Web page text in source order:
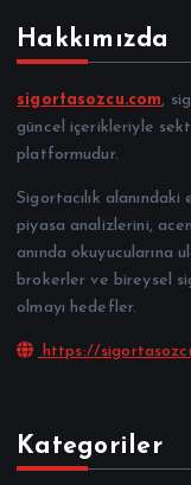
Hakkımızda
sigortasozcu.com,
güncel içerikleriyle
platformudur.
Sigortacılık
piyasa analizlerini,
anında okuyucularına
brokerler ve bireysel
olmayı hedefler.
https://
Kategoriler